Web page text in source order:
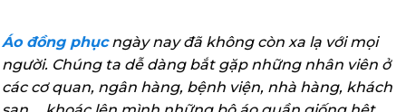
Áo đồng phụcngày nay đã không còn xa lạ với mọi
người. Chúng ta dễ dàng bắt gặp những nhân viên ở
các cơ quan, ngân hàng, bệnh viện, nhà hàng, khách